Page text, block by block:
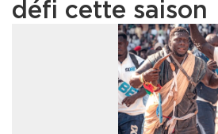
défi cette saison